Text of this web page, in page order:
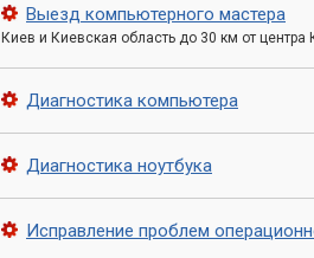
Сбор необходимой информации.
подтверждающие данные, такие
секретные вопросы и т.д.
Применение
наши специалисты используют
обращения в техническую
Восстановление доступа.Цель –
Выезд компьютерного мастера
Киев и Киевская область до 30 км от центра
Диагностика компьютера
Диагностика ноутбука
Исправление проблем